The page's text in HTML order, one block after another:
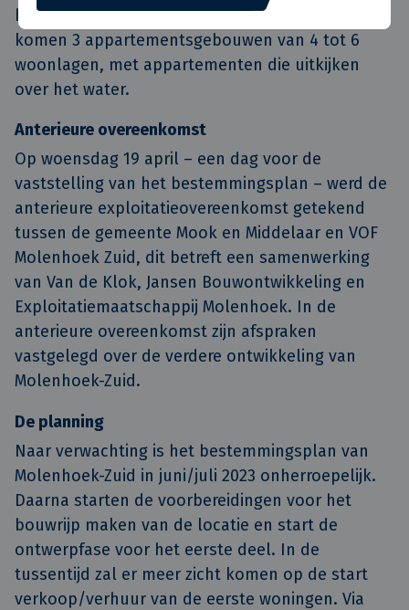
hofjesstructuur. Aan de oevers van de Maas
komen 3 appartementsgebouwen van 4 tot 6
woonlagen, met appartementen die uitkijken
over het water.
Anterieure overeenkomst
Op woensdag 19 april – een dag voor de
vaststelling van het bestemmingsplan – werd de
anterieure exploitatieovereenkomst getekend
tussen de gemeente Mook en Middelaar en VOF
Molenhoek Zuid, dit betreft een samenwerking
van Van de Klok, Jansen Bouwontwikkeling en
Exploitatiemaatschappij Molenhoek. In de
anterieure overeenkomst zijn afspraken
vastgelegd over de verdere ontwikkeling van
Molenhoek-Zuid.
De planning
Naar verwachting is het bestemmingsplan van
Molenhoek-Zuid in juni/juli 2023 onherroepelijk.
Daarna starten de voorbereidingen voor het
bouwrijp maken van de locatie en start de
ontwerpfase voor het eerste deel. In de
tussentijd zal er meer zicht komen op de start
verkoop/verhuur van de eerste woningen. Via